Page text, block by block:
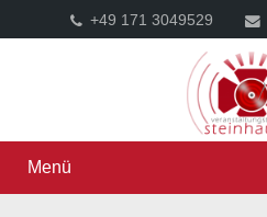
+49 171 3049529
Menü